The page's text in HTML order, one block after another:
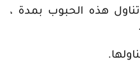
هذه الحبوب بمدة ،